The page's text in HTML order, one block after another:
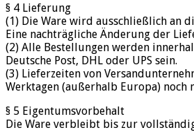
§ 4 Lieferung
(1) Die Ware wird ausschließlich an
Eine nachträgliche Änderung der
(2) Alle Bestellungen werden
Deutsche Post, DHL oder UPS sein.
(3) Lieferzeiten von
Werktagen (außerhalb Europa)
§ 5 Eigentumsvorbehalt
Die Ware verbleibt bis zur